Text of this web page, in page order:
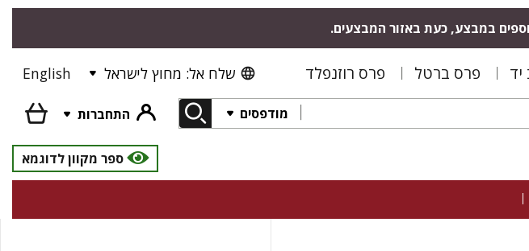
במבצע, כעת באזור המבצעים.
פרס ברטל פרס רוזנפלד שלח אל: מחוץ לישראל English
מודפסים
התחברות
ספר מקוון לדוגמא